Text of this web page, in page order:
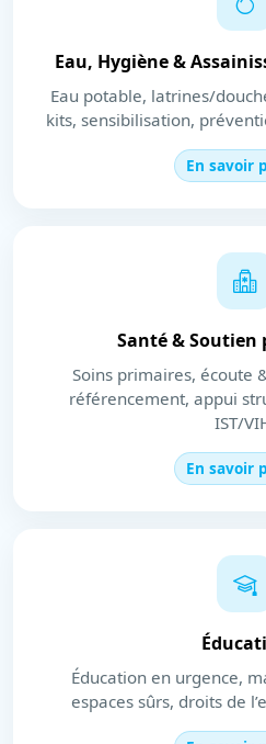
Eau, Hygiène &
Eau potable, latrines/
kits, sensibilisation,
En savoir
Santé & Soutien
Soins primaires, écoute
référencement, appui
IST/
En savoir
Éducation en urgence,
espaces sûrs, droits de